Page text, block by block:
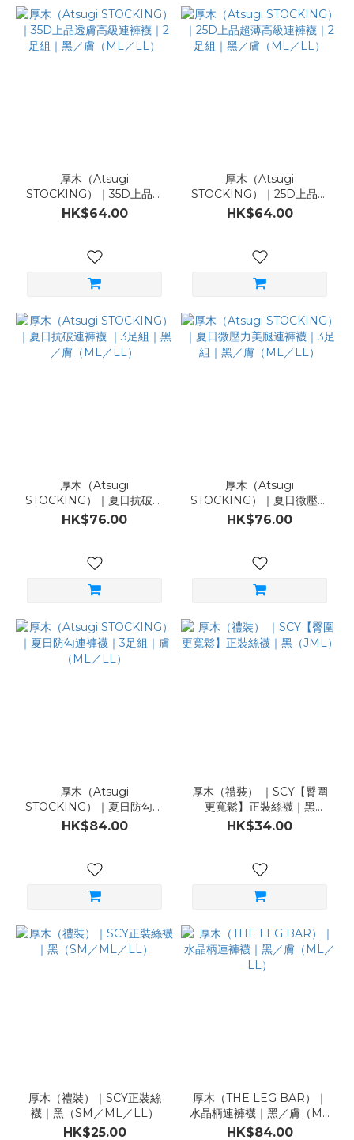
厚木（Atsugi
STOCKING）｜35D上品透
膚高級連褲襪｜2足組｜黑／
膚（ML／LL）
HK$64.00
厚木（Atsugi
STOCKING）｜25D上品超
薄高級連褲襪｜2足組｜黑／
膚（ML／LL）
HK$64.00
厚木（Atsugi
STOCKING）｜夏日抗破連
褲襪 ｜3足組｜黑／膚（ML
／LL）
HK$76.00
厚木（Atsugi
STOCKING）｜夏日微壓力
美腿連褲襪｜3足組｜黑／膚
（ML／LL）
HK$76.00
厚木（Atsugi
STOCKING）｜夏日防勾連
褲襪｜3足組｜膚（ML／
LL）
HK$84.00
厚木（禮裝） ｜SCY【臀圍
更寬鬆】正裝絲襪｜黑
（JML）
HK$34.00
厚木（禮裝）｜SCY正裝絲
襪｜黑（SM／ML／LL）
HK$25.00
厚木（THE LEG BAR）｜
水晶柄連褲襪｜黑／膚（ML
／LL）
HK$84.00